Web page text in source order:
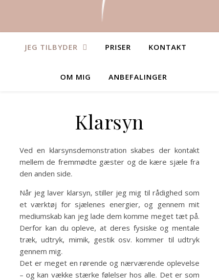
JEG TILBYDER PRISER KONTAKT
OM MIG ANBEFALINGER
Klarsyn
Ved en klarsynsdemonstration skabes der kontakt
mellem de fremmødte gæster og de kære sjæle fra
den anden side.
Når jeg laver klarsyn, stiller jeg mig til rådighed som
et værktøj for sjælenes energier, og gennem mit
mediumskab kan jeg lade dem komme meget tæt på.
Derfor kan du opleve, at deres fysiske og mentale
træk, udtryk, mimik, gestik osv. kommer til udtryk
gennem mig.
Det er meget en rørende og nærværende oplevelse
– og kan vække stærke følelser hos alle. Det er som